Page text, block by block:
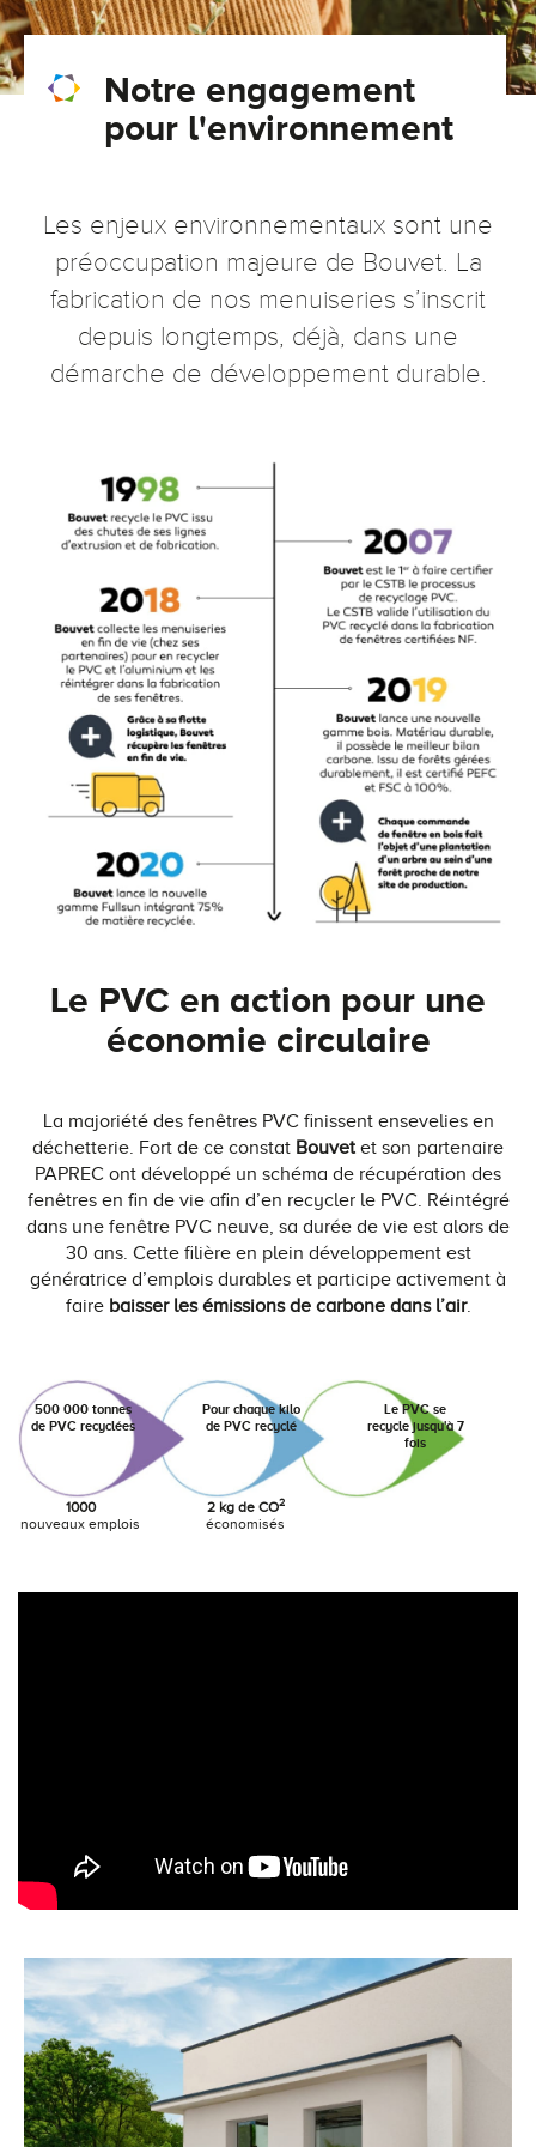
Notre engagement
pour l'environnement
Les enjeux environnementaux sont une
préoccupation majeure de Bouvet. La
fabrication de nos menuiseries s’inscrit
depuis longtemps, déjà, dans une
démarche de développement durable.
Le PVC en action pour une
économie circulaire
La majoriété des fenêtres PVC finissent ensevelies en
déchetterie. Fort de ce constat Bouvetet son partenaire
PAPREC ont développé un schéma de récupération des
fenêtres en fin de vie afin d’en recycler le PVC. Réintégré
dans une fenêtre PVC neuve, sa durée de vie est alors de
30 ans. Cette filière en plein développement est
génératrice d’emplois durables et participe activement à
faire baisser les émissions de carbone dans l’air.
500 000 tonnes
de PVC recyclées
Pour chaque kilo
de PVC recyclé
Le PVC se
recycle jusqu'à 7
fois
1000
nouveaux emplois
2 kg de CO2
économisés
Conseils pour choisir
Demander un devis
Tous nos accessoires volets roulants
Tous nos accessoires volets battants
Classique
Accessoires
Conseils pour choisir
Demander un devis
Télécharger le catalogue